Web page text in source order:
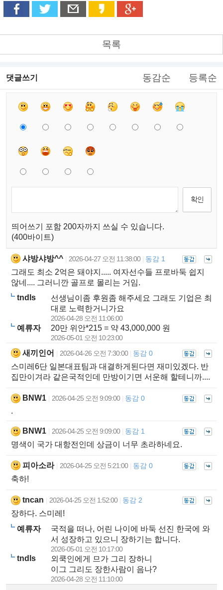
목록
댓글쓰기 동감순 등록순
띄어쓰기 포함 200자까지 쓰실 수 있습니다.
(400바이트)
샤방샤방^^ 2026-04-27 오전 11:38:00 동감 1
그래도 최소 2억은 돼야지..... 여자선수들 프로바둑 쉽지
않네.... 그러니깐 골프로 몰리는 거임.
tndls
선생님이좀 후원좀 해주세요 그래도 기업은 최
대로 노력한거니가요
2026-04-28 오전 11:06:00
예류자 20만 위안*215 = 약 43,000,000 원
2026-05-01 오전 10:23:00
새끼인어 2026-04-26 오전 7:30:00 동감 0
스미레6단 일본대표팀과 대결하게된다면 재미있겠다. 반
집만이겨라 같은국적인데 만방이기면 서운해 할테니까....
BNW1 2026-04-25 오전 9:09:00 동감 0
.
BNW1 2026-04-25 오전 9:09:00 동감 1
명색이 국가 대항전인데 상금이 너무 초라하네요.
피아소라 2026-04-25 오전 5:21:00 동감 0
축하!
tncan 2026-04-25 오전 1:52:00 동감 2
장하다. 스미레!
예류자
국적을 떠나, 어린 나이에 바둑 선진 한국에 와
서 성장하고 있으니 장하기는 합니다.
2026-05-01 오전 10:17:00
tndls
외쿡인에게 므가 그리 장하니
이그 그리도 장한사람이 음나?
2026-04-28 오전 11:10:00